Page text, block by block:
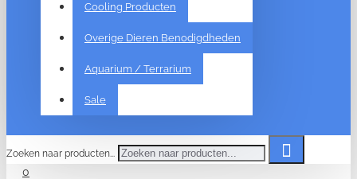
Cooling Producten
Overige Dieren Benodigdheden
Aquarium / Terrarium
Sale
Zoeken naar producten...
0